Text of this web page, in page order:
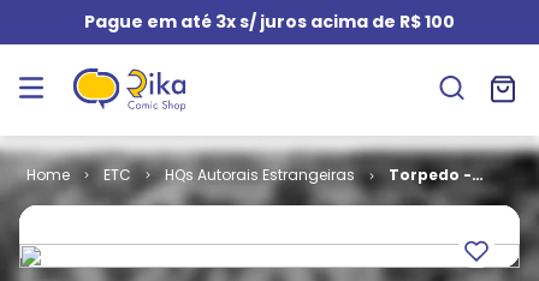
Pague em até 3x s/ juros acima de R$ 100
ETC HQs Autorais Estrangeiras
Torpedo -
Morte Sob